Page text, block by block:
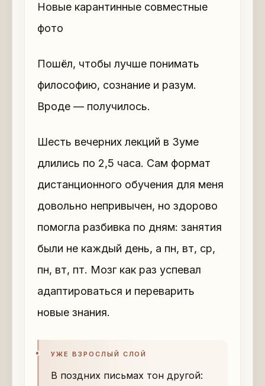
Новые карантинные совместные
фото
Пошёл, чтобы лучше понимать
философию, сознание и разум.
Вроде — получилось.
Шесть вечерних лекций в Зуме
длились по 2,5 часа. Сам формат
дистанционного обучения для меня
довольно непривычен, но здорово
помогла разбивка по дням: занятия
были не каждый день, а пн, вт, ср,
пн, вт, пт. Мозг как раз успевал
адаптироваться и переварить
новые знания.
УЖЕ ВЗРОСЛЫЙ СЛОЙ
В поздних письмах тон другой: